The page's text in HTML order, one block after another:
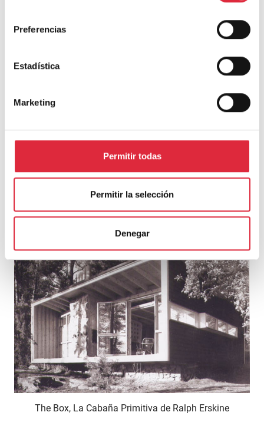
Preferencias
Estadística
Marketing
Permitir todas
Permitir la selección
Denegar
El Cabanon, La Cabaña Primitiva de Le Corbusier
tan interesante como poco conocido: el británicoRalph
, que desarrolló gran parte de su carrera en la
Suecia donde vivió algunas décadas de su vida.
The Box, La Cabaña Primitiva de Ralph Erskine